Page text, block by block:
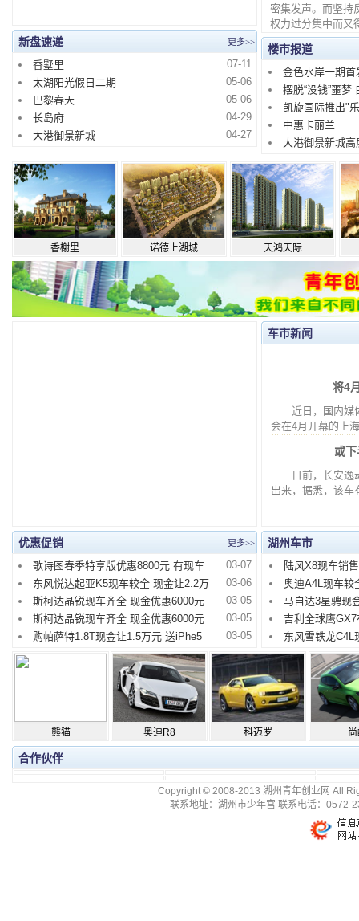
新盘速递 更多>>
香墅里
07-11
太湖阳光假日二期
05-06
巴黎春天
05-06
长岛府
04-29
大港御景新城
04-27
密集发声。而坚持
权力过分集中而
楼市报道
金色水岸一期首
摆脱“没钱”噩梦
凯旋国际推出"
中惠卡丽兰
大港御景新城
香榭里 诺德上湖城 天鸿天际
优惠促销 更多>>
歌诗图春季特享版优惠8800元 有现车
03-07
东风悦达起亚K5现车较全 现金让2.2万
03-06
斯柯达晶锐现车齐全 现金优惠6000元
03-05
斯柯达晶锐现车齐全 现金优惠6000元
03-05
购帕萨特1.8T现金让1.5万元 送iPhe5
03-05
车市新闻
将4
近日，国内媒体
会在4月开幕的上
或
日前，长安逸动
出来，据悉，该
湖州车市
陆风X8现车销
奥迪A4L现车较
马自达3星骋现
吉利全球鹰
东风雪铁龙C4L
熊猫 奥迪R8 科迈罗
合作伙伴
Copyright © 2008-2013 湖州青年创业网 All
联系地址：湖州市少年宫 联系电话：